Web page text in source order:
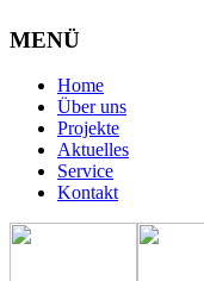
MENÜ
Home
Über uns
Projekte
Aktuelles
Service
Kontakt